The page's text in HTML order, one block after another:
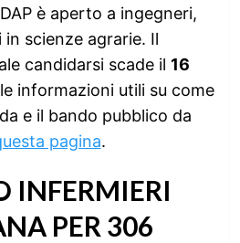
è aperto a ingegneri,
scienze agrarie. Il
candidarsi scade il 16
informazioni utili su come
e il bando pubblico da
pagina.
INFERMIERI
PER 306